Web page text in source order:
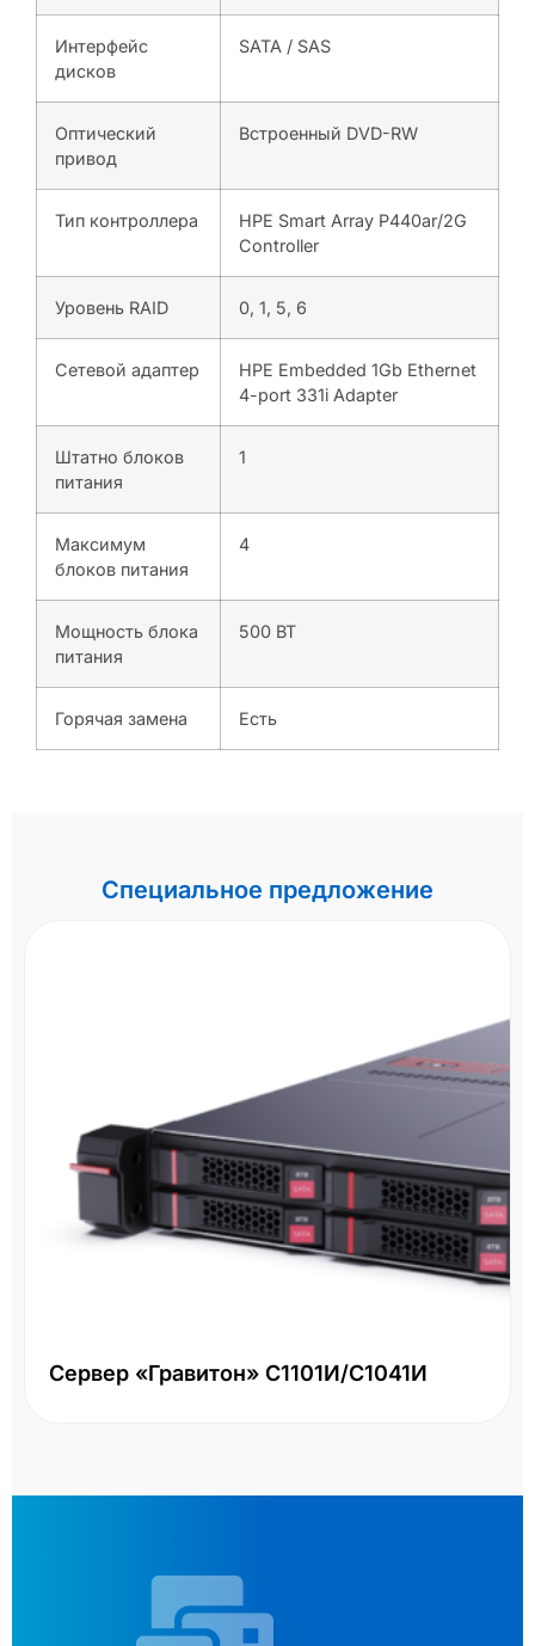
Интерфейс
дисков
SATA / SAS
Оптический
привод
Встроенный DVD-RW
Тип контроллера
HPE Smart Array P440ar/2G
Controller
Уровень RAID 0, 1, 5, 6
Сетевой адаптер
HPE Embedded 1Gb Ethernet
4-port 331i Adapter
Штатно блоков
питания
1
Максимум
блоков питания
4
Мощность блока
питания
500 ВТ
Горячая замена Есть
Специальное предложение
Сервер «Гравитон» С1101И/С1041И